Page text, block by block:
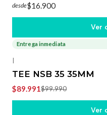
desde$16.900
Ver
-10%
Entrega inmediata
|
TEE NSB 35 35MM
$89.991$99.990
Ver